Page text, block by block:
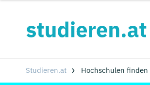
Studieren.at Hochschulen finden